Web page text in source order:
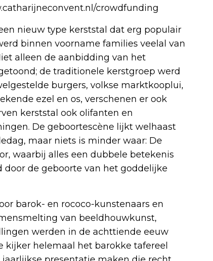
crowdfunding
nieuw type kerststal dat erg populair
binnen voorname families veelal van
alleen de aanbidding van het
de traditionele kerstgroep werd
burgers, volkse marktkooplui,
ezel en os, verschenen er ook
kerststal ook olifanten en
De geboortescène lijkt welhaast
maar niets is minder waar: De
waarbij alles een dubbele betekenis
door de geboorte van het goddelijke
barok- en rococo-kunstenaars en
van beeldhouwkunst,
werden in de achttiende eeuw
kijker helemaal het barokke tafereel